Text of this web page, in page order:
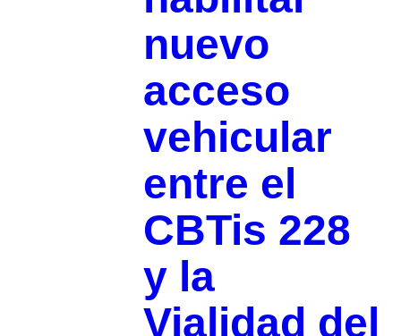
nuevo
acceso
vehicular
entre el
CBTis 228
y la
Vialidad del